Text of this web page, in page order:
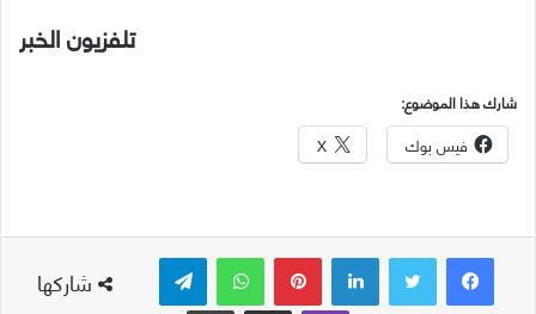
تلفزيون الخبر
شارك هذا الموضوع:
فيس بوك X
شاركها
لينكدإن بينتيريست واتساب